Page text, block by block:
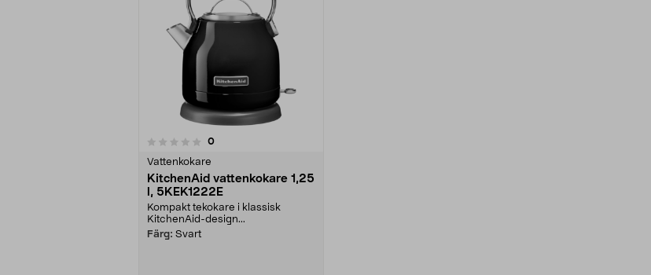
0recensioner
Vattenkokare
KitchenAid vattenkokare 1,25
l, 5KEK1222E
Kompakt tekokare i klassisk
KitchenAid-design...
Färg: Svart